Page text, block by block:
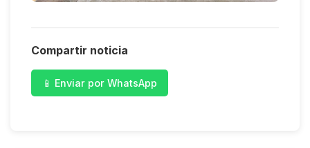
Compartir noticia
📱 Enviar por WhatsApp